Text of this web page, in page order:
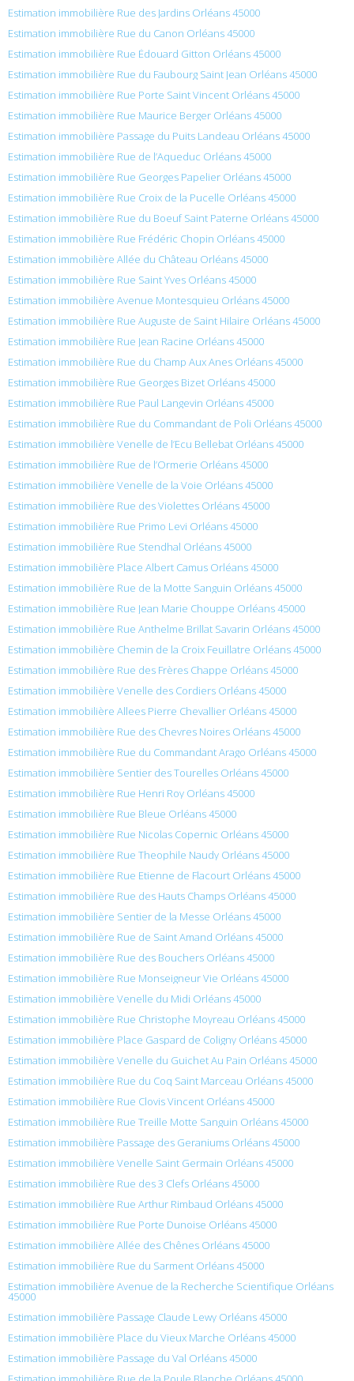
Estimation immobilière Rue des Jardins Orléans 45000
Estimation immobilière Rue du Canon Orléans 45000
Estimation immobilière Rue Édouard Gitton Orléans 45000
Estimation immobilière Rue du Faubourg Saint Jean Orléans 45000
Estimation immobilière Rue Porte Saint Vincent Orléans 45000
Estimation immobilière Rue Maurice Berger Orléans 45000
Estimation immobilière Passage du Puits Landeau Orléans 45000
Estimation immobilière Rue de l’Aqueduc Orléans 45000
Estimation immobilière Rue Georges Papelier Orléans 45000
Estimation immobilière Rue Croix de la Pucelle Orléans 45000
Estimation immobilière Rue du Boeuf Saint Paterne Orléans 45000
Estimation immobilière Rue Frédéric Chopin Orléans 45000
Estimation immobilière Allée du Château Orléans 45000
Estimation immobilière Rue Saint Yves Orléans 45000
Estimation immobilière Avenue Montesquieu Orléans 45000
Estimation immobilière Rue Auguste de Saint Hilaire Orléans 45000
Estimation immobilière Rue Jean Racine Orléans 45000
Estimation immobilière Rue du Champ Aux Anes Orléans 45000
Estimation immobilière Rue Georges Bizet Orléans 45000
Estimation immobilière Rue Paul Langevin Orléans 45000
Estimation immobilière Rue du Commandant de Poli Orléans 45000
Estimation immobilière Venelle de l’Ecu Bellebat Orléans 45000
Estimation immobilière Rue de l’Ormerie Orléans 45000
Estimation immobilière Venelle de la Voie Orléans 45000
Estimation immobilière Rue des Violettes Orléans 45000
Estimation immobilière Rue Primo Levi Orléans 45000
Estimation immobilière Rue Stendhal Orléans 45000
Estimation immobilière Place Albert Camus Orléans 45000
Estimation immobilière Rue de la Motte Sanguin Orléans 45000
Estimation immobilière Rue Jean Marie Chouppe Orléans 45000
Estimation immobilière Rue Anthelme Brillat Savarin Orléans 45000
Estimation immobilière Chemin de la Croix Feuillatre Orléans 45000
Estimation immobilière Rue des Frères Chappe Orléans 45000
Estimation immobilière Venelle des Cordiers Orléans 45000
Estimation immobilière Allees Pierre Chevallier Orléans 45000
Estimation immobilière Rue des Chevres Noires Orléans 45000
Estimation immobilière Rue du Commandant Arago Orléans 45000
Estimation immobilière Sentier des Tourelles Orléans 45000
Estimation immobilière Rue Henri Roy Orléans 45000
Estimation immobilière Rue Bleue Orléans 45000
Estimation immobilière Rue Nicolas Copernic Orléans 45000
Estimation immobilière Rue Theophile Naudy Orléans 45000
Estimation immobilière Rue Etienne de Flacourt Orléans 45000
Estimation immobilière Rue des Hauts Champs Orléans 45000
Estimation immobilière Sentier de la Messe Orléans 45000
Estimation immobilière Rue de Saint Amand Orléans 45000
Estimation immobilière Rue des Bouchers Orléans 45000
Estimation immobilière Rue Monseigneur Vie Orléans 45000
Estimation immobilière Venelle du Midi Orléans 45000
Estimation immobilière Rue Christophe Moyreau Orléans 45000
Estimation immobilière Place Gaspard de Coligny Orléans 45000
Estimation immobilière Venelle du Guichet Au Pain Orléans 45000
Estimation immobilière Rue du Coq Saint Marceau Orléans 45000
Estimation immobilière Rue Clovis Vincent Orléans 45000
Estimation immobilière Rue Treille Motte Sanguin Orléans 45000
Estimation immobilière Passage des Geraniums Orléans 45000
Estimation immobilière Venelle Saint Germain Orléans 45000
Estimation immobilière Rue des 3 Clefs Orléans 45000
Estimation immobilière Rue Arthur Rimbaud Orléans 45000
Estimation immobilière Rue Porte Dunoise Orléans 45000
Estimation immobilière Allée des Chênes Orléans 45000
Estimation immobilière Rue du Sarment Orléans 45000
Estimation immobilière Avenue de la Recherche Scientifique Orléans
45000
Estimation immobilière Passage Claude Lewy Orléans 45000
Estimation immobilière Place du Vieux Marche Orléans 45000
Estimation immobilière Passage du Val Orléans 45000